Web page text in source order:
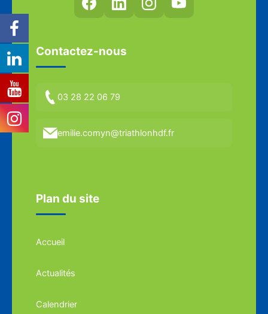
Contactez-nous
03 28 22 06 79
emilie.comyn@triathlonhdf.fr
Plan du site
Accueil
Actualités
Calendrier